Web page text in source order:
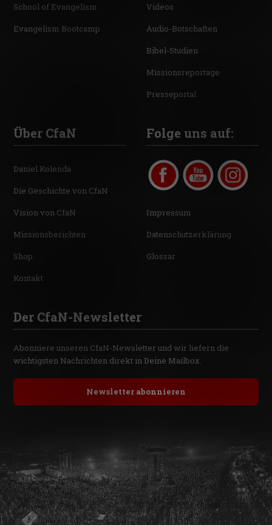
School of Evangelism
Evangelism Bootcamp
Videos
Audio-Botschaften
Bibel-Studien
Missionsreportage
Presseportal
Über CfaN
Daniel Kolenda
Die Geschichte von CfaN
Vision von CfaN
Missionsberichten
Shop
Kontakt
Folge uns auf:
Impressum
Datenschutzerklärung
Glossar
Der CfaN-Newsletter
Abonniere unseren CfaN-Newsletter und wir liefern die
wichtigsten Nachrichten direkt in Deine Mailbox.
Newsletter abonnieren